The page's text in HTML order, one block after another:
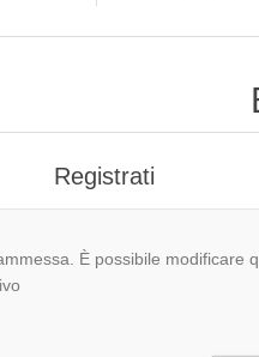
Registrati
È possibile modificare